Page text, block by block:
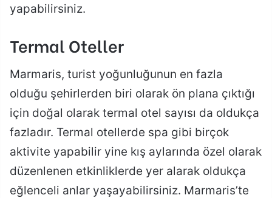
yapabilirsiniz.
Termal Oteller
Marmaris, turist yoğunluğunun en fazla
olduğu şehirlerden biri olarak ön plana çıktığı
için doğal olarak termal otel sayısı da oldukça
fazladır. Termal otellerde spa gibi birçok
aktivite yapabilir yine kış aylarında özel olarak
düzenlenen etkinliklerde yer alarak oldukça
eğlenceli anlar yaşayabilirsiniz. Marmaris’te